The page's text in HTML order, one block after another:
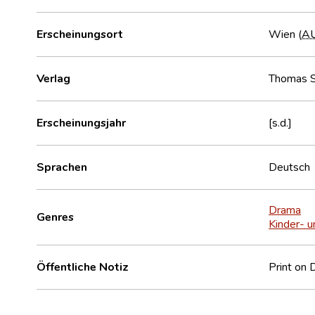
Erscheinungsort Wien (
Verlag Thomas
Erscheinungsjahr [s.d.]
Sprachen Deutsch
Genres
Drama
Kinder-
Öffentliche Notiz Print on